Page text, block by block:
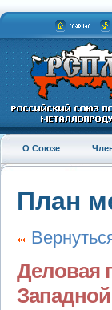
О Союзе
План
Деловая